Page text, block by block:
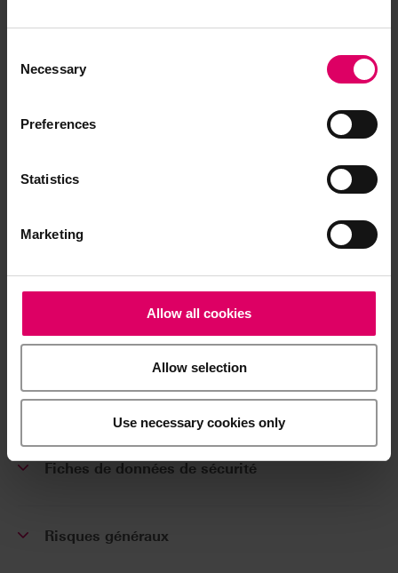
Selection
Necessary
Preferences
Statistics
Marketing
Allow all cookies
Allow selection
Use necessary cookies only
Assortiments
VITA SPAY-ON Sortiment / Assortment
Téléchargements
Les modes d'emploi de nos produits sont
Fiches de données de sécurité
Risques généraux